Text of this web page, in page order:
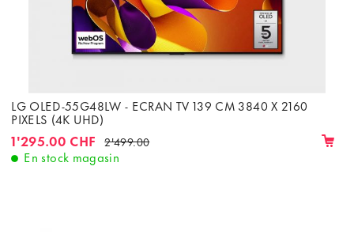
LG OLED-55G48LW - ECRAN TV 139 CM 3840 X 2160
PIXELS (4K UHD)
1'295.00 CHF 2'499.00
En stock magasin